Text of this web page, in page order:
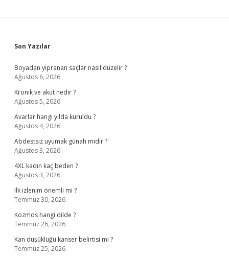
Sidebar
Son Yazılar
Boyadan yipranan saçlar nasıl düzelir ?
Ağustos 6, 2026
Kronik ve akut nedir ?
Ağustos 5, 2026
Avarlar hangi yılda kuruldu ?
Ağustos 4, 2026
Abdestsiz uyumak günah mıdır ?
Ağustos 3, 2026
4XL kadın kaç beden ?
Ağustos 3, 2026
Ilk izlenim önemli mi ?
Temmuz 30, 2026
Kozmos hangi dilde ?
Temmuz 26, 2026
Kan düşüklüğü kanser belirtisi mi ?
Temmuz 25, 2026